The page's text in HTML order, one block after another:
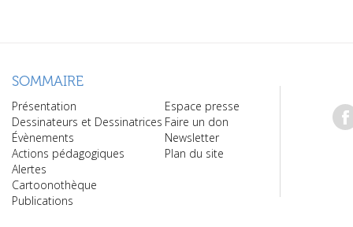
SOMMAIRE
Présentation
Dessinateurs et Dessinatrices
Évènements
Actions pédagogiques
Alertes
Cartoonothèque
Publications
Espace presse
Faire un don
Newsletter
Plan du site